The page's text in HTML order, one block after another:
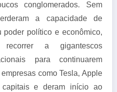
conglomerados. Sem
a capacidade de
poder político e econômico,
a gigantescos
para continuarem
como Tesla, Apple
e deram início ao